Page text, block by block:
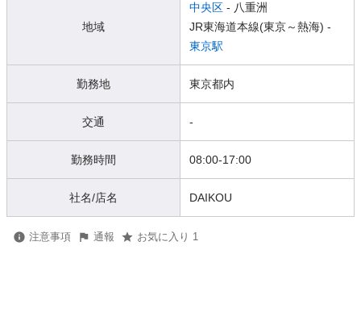
地域
中央区 - 八重洲
JR東海道本線(東京～熱海) -
東京駅
勤務地 東京都内
交通 -
勤務時間 08:00-17:00
社名/店名 DAIKOU
注意事項 通報 お気に入り 1